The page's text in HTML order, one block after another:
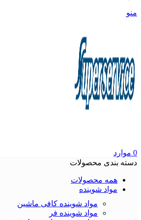
منو
0 موارد
دسته بندی محصولات
همه محصولات
مواد شوینده
مواد شوینده کافی ماشین
مواد شوینده فر